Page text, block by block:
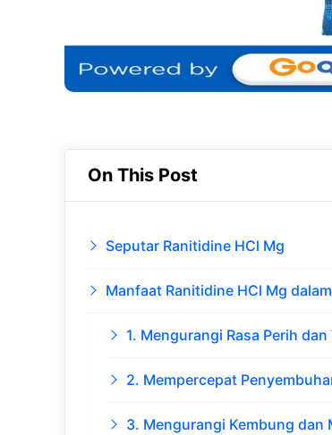
On This Post
Seputar Ranitidine HCl Mg
Manfaat Ranitidine HCl Mg
1. Mengurangi Rasa Perih
2. Mempercepat
3. Mengurangi Kembung dan